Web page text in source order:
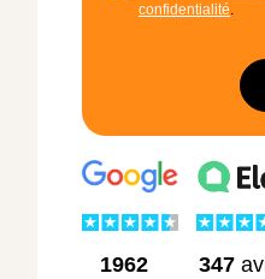
confidentialité.
1962
347